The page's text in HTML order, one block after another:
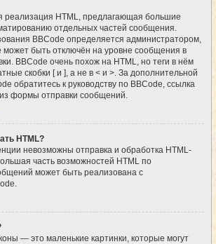
реализация HTML, предлагающая большие
отдельных частей сообщения.
BBCode определяется администратором,
может быть отключён на уровне сообщения в
BBCode очень похож на HTML, но теги в нём
скобки [ и ], а не в < и >. За дополнительной
обратитесь к руководству по BBCode, ссылка
формы отправки сообщений.
HTML?
невозможны отправка и обработка HTML-
часть возможностей HTML по
может быть реализована с
— это маленькие картинки, которые могут